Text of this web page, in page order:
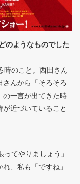
のようなものでした
時のこと。西田さん
んから「そろそろ
の一言が出てきた時
近づいていること
てやりましょう」
、私も「ですね」